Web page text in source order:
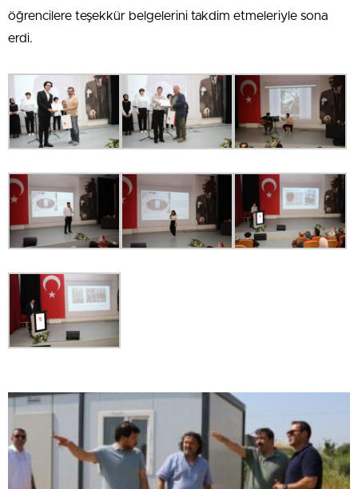
öğrencilere teşekkür belgelerini takdim etmeleriyle sona
erdi.